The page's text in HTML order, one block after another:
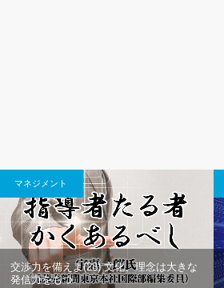
マネジメント
交渉力を備えよ(28) 文化、理念は大きな
発信力をもつ